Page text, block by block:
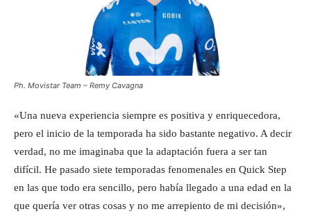
Ph. Movistar Team – Remy Cavagna
«Una nueva experiencia siempre es positiva y enriquecedora,
pero el inicio de la temporada ha sido bastante negativo. A decir
verdad, no me imaginaba que la adaptación fuera a ser tan
difícil. He pasado siete temporadas fenomenales en Quick Step
en las que todo era sencillo, pero había llegado a una edad en la
que quería ver otras cosas y no me arrepiento de mi decisión»,